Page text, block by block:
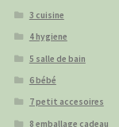
3 cuisine
4 hygiene
5 salle de bain
6 bébé
7 petit accesoires
8 emballage cadeau